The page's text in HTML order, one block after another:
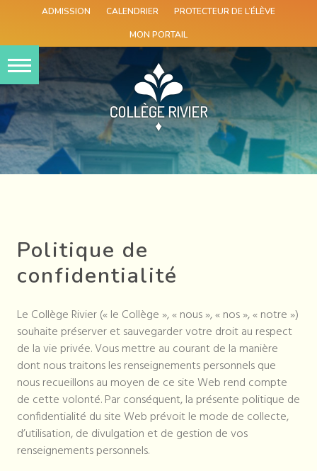
ADMISSION CALENDRIER PROTECTEUR DE L’ÉLÈVE
MON PORTAIL
Skip
to
content
Politique de
confidentialité
Le Collège Rivier (« le Collège », « nous », « nos », « notre »)
souhaite préserver et sauvegarder votre droit au respect
de la vie privée. Vous mettre au courant de la manière
dont nous traitons les renseignements personnels que
nous recueillons au moyen de ce site Web rend compte
de cette volonté. Par conséquent, la présente politique de
confidentialité du site Web prévoit le mode de collecte,
d’utilisation, de divulgation et de gestion de vos
renseignements personnels.